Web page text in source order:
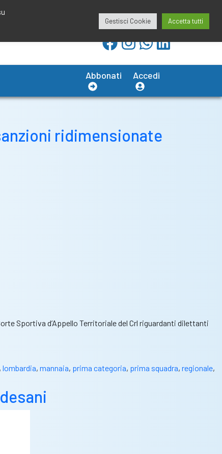
Abbonati Accedi
ridimensionate
Sportiva d’Appello Territoriale del Crl riguardanti dilettanti
, lombardia, mannaia, prima categoria, prima squadra, regionale,
Gestisci Cookie Accetta tutti